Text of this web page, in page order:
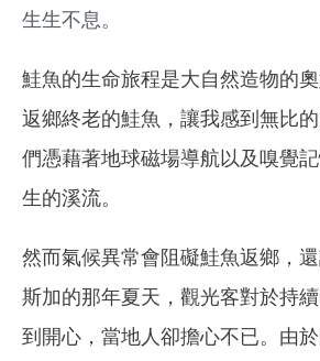
生生不息。
鮭魚的生命旅程是大自然造物的
返鄉終老的鮭魚，讓我感到無比
們憑藉著地球磁場導航以及嗅覺
生的溪流。
然而氣候異常會阻礙鮭魚返鄉，
斯加的那年夏天，觀光客對於持
到開心，當地人卻擔心不已。 由